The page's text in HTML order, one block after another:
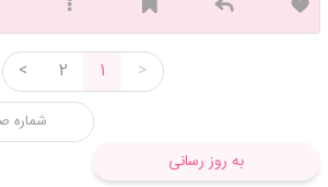
>
1
2
<
به روز رسانی